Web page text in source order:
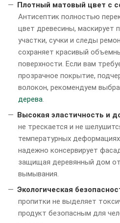
Плотный матовый цвет с
Антисептик полностью
цвет древесины, маскирует
участки, сучки и следы
сохраняет красивый
поверхности. Если вам
прозрачное покрытие,
волокон, рекомендуем
дерева.
Высокая эластичность и
не трескается и не
температурных
надежно консервирует
защищая деревянный дом
вымывания.
Экологическая
пропитки не выделяет
продукт безопасным для